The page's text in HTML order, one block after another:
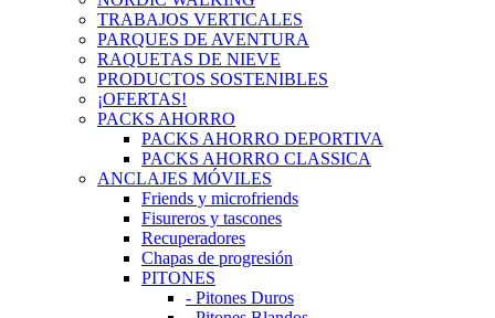
TRABAJOS VERTICALES
PARQUES DE AVENTURA
RAQUETAS DE NIEVE
PRODUCTOS SOSTENIBLES
¡OFERTAS!
PACKS AHORRO
PACKS AHORRO DEPORTIVA
PACKS AHORRO CLASSICA
ANCLAJES MÓVILES
Friends y microfriends
Fisureros y tascones
Recuperadores
Chapas de progresión
PITONES
- Pitones Duros